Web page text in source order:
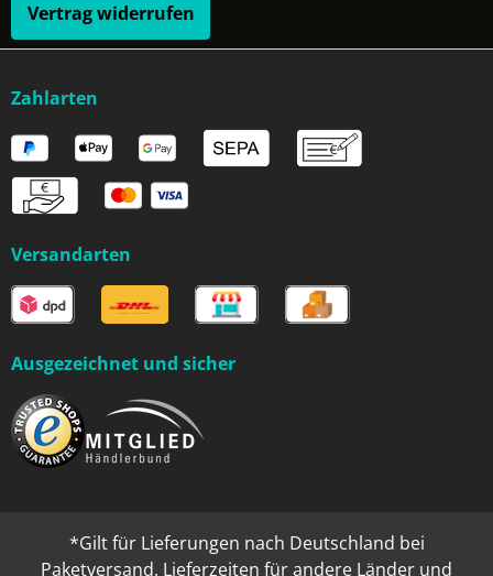
Vertrag widerrufen
Zahlarten
Versandarten
Ausgezeichnet und sicher
*Gilt für Lieferungen nach Deutschland bei
Paketversand. Lieferzeiten für andere Länder und